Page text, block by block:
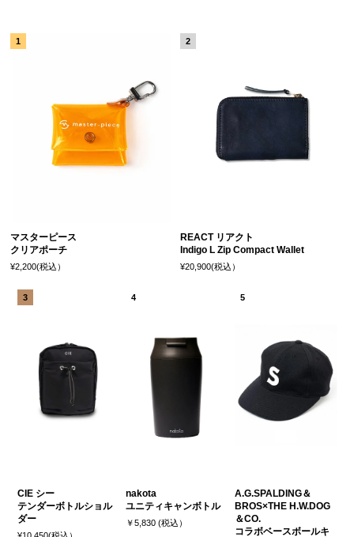
マスターピース
クリアポーチ
¥2,200(税込）
REACT リアクト
Indigo L Zip Compact Wallet
¥20,900(税込）
CIE シー
テンダーボトルショル
ダー
nakota
ユニティキャンボトル
￥5,830 (税込）
A.G.SPALDING＆
BROS×THE H.W.DOG
＆CO.
コラボベースボールキ